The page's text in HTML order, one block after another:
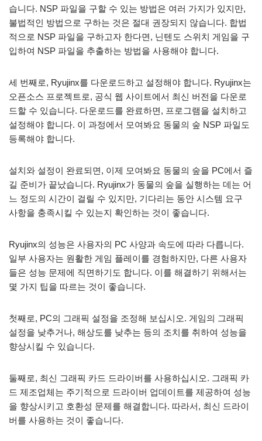
습니다. NSP 파일을 구할 수 있는 방법은 여러 가지가 있지만,
불법적인 방법으로 구하는 것은 절대 권장되지 않습니다. 합법
적으로 NSP 파일을 구하고자 한다면, 닌텐도 스위치 게임을 구
입하여 NSP 파일을 추출하는 방법을 사용해야 합니다.
세 번째로, Ryujinx를 다운로드하고 설정해야 합니다. Ryujinx는
오픈소스 프로젝트로, 공식 웹 사이트에서 최신 버전을 다운로
드할 수 있습니다. 다운로드를 완료하면, 프로그램을 설치하고
설정해야 합니다. 이 과정에서 모여봐요 동물의 숲 NSP 파일도
등록해야 합니다.
설치와 설정이 완료되면, 이제 모여봐요 동물의 숲을 PC에서 즐
길 준비가 끝났습니다. Ryujinx가 동물의 숲을 실행하는 데는 어
느 정도의 시간이 걸릴 수 있지만, 기다리는 동안 시스템 요구
사항을 충족시킬 수 있는지 확인하는 것이 좋습니다.
Ryujinx의 성능은 사용자의 PC 사양과 속도에 따라 다릅니다.
일부 사용자는 원활한 게임 플레이를 경험하지만, 다른 사용자
들은 성능 문제에 직면하기도 합니다. 이를 해결하기 위해서는
몇 가지 팁을 따르는 것이 좋습니다.
첫째로, PC의 그래픽 설정을 조정해 보십시오. 게임의 그래픽
설정을 낮추거나, 해상도를 낮추는 등의 조치를 취하여 성능을
향상시킬 수 있습니다.
둘째로, 최신 그래픽 카드 드라이버를 사용하십시오. 그래픽 카
드 제조업체는 주기적으로 드라이버 업데이트를 제공하여 성능
을 향상시키고 호환성 문제를 해결합니다. 따라서, 최신 드라이
버를 사용하는 것이 좋습니다.